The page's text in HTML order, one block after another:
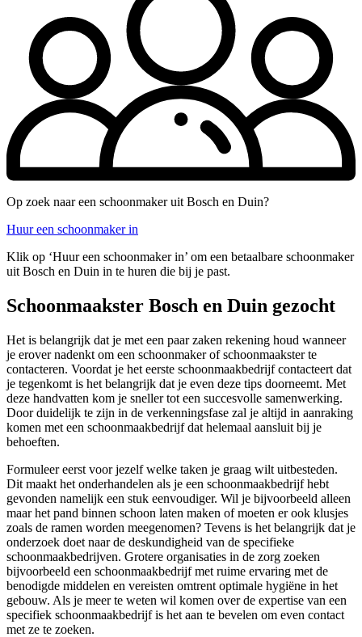
Op zoek naar een schoonmaker uit Bosch en Duin?
Huur een schoonmaker in
Klik op ‘Huur een schoonmaker in’ om een betaalbare schoonmaker
uit Bosch en Duin in te huren die bij je past.
Schoonmaakster Bosch en Duin gezocht
Het is belangrijk dat je met een paar zaken rekening houd wanneer
je erover nadenkt om een schoonmaker of schoonmaakster te
contacteren. Voordat je het eerste schoonmaakbedrijf contacteert dat
je tegenkomt is het belangrijk dat je even deze tips doorneemt. Met
deze handvatten kom je sneller tot een succesvolle samenwerking.
Door duidelijk te zijn in de verkenningsfase zal je altijd in aanraking
komen met een schoonmaakbedrijf dat helemaal aansluit bij je
behoeften.
Formuleer eerst voor jezelf welke taken je graag wilt uitbesteden.
Dit maakt het onderhandelen als je een schoonmaakbedrijf hebt
gevonden namelijk een stuk eenvoudiger. Wil je bijvoorbeeld alleen
maar het pand binnen schoon laten maken of moeten er ook klusjes
zoals de ramen worden meegenomen? Tevens is het belangrijk dat je
onderzoek doet naar de deskundigheid van de specifieke
schoonmaakbedrijven. Grotere organisaties in de zorg zoeken
bijvoorbeeld een schoonmaakbedrijf met ruime ervaring met de
benodigde middelen en vereisten omtrent optimale hygiëne in het
gebouw. Als je meer te weten wil komen over de expertise van een
specifiek schoonmaakbedrijf is het aan te bevelen om even contact
met ze te zoeken.